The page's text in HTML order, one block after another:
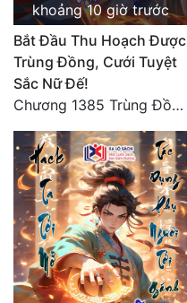
Trinh Thám
Triều Đấu
Trùng Sinh
Trọng Sinh
Tu Chân
Tu Tiên
Tội Phạm
Vô Địch
khoảng 10 giờ trước
Bắt Đầu Thu Hoạch Được
Trùng Đồng, Cưới Tuyệt
Sắc Nữ Đế!
Chương 1385 Trùng Đồng thấu ảo cảnh, lĩnh hội Pháp tắc Nhân Quả